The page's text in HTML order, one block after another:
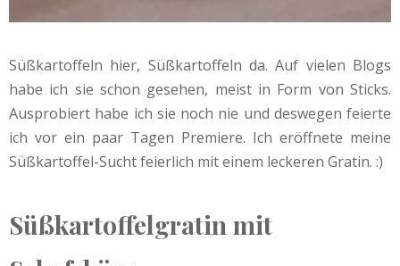
Süßkartoffeln hier, Süßkartoffeln da. Auf vielen Blogs
habe ich sie schon gesehen, meist in Form von Sticks.
Ausprobiert habe ich sie noch nie und deswegen feierte
ich vor ein paar Tagen Premiere. Ich eröffnete meine
Süßkartoffel-Sucht feierlich mit einem leckeren Gratin. :)
Süßkartoffelgratin mit